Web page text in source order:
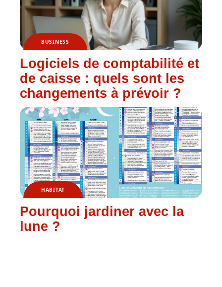
BUSINESS
Logiciels de comptabilité et
de caisse : quels sont les
changements à prévoir ?
HABITAT
Pourquoi jardiner avec la
lune ?